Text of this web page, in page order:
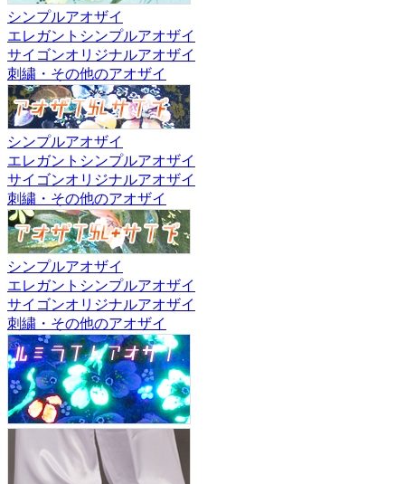
シンプルアオザイ
エレガントシンプルアオザイ
サイゴンオリジナルアオザイ
刺繍・その他のアオザイ
シンプルアオザイ
エレガントシンプルアオザイ
サイゴンオリジナルアオザイ
刺繍・その他のアオザイ
シンプルアオザイ
エレガントシンプルアオザイ
サイゴンオリジナルアオザイ
刺繍・その他のアオザイ